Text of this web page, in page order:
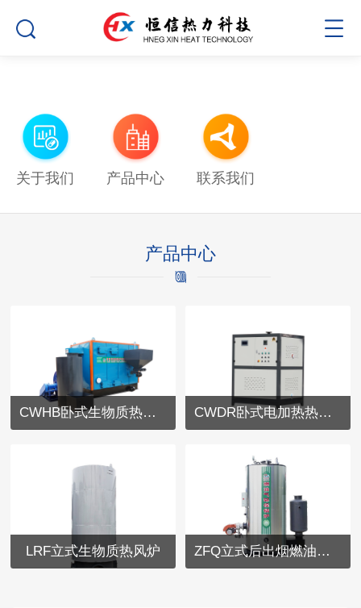
关于我们 产品中心 联系我们
产品中心
CWHB卧式生物质热水锅炉 CWDR卧式电加热热水锅炉
LRF立式生物质热风炉 ZFQ立式后出烟燃油气蒸汽发生器